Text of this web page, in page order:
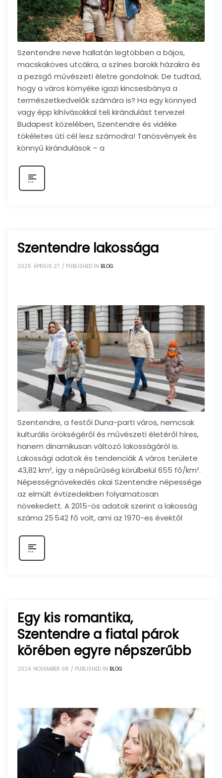
Szentendre neve hallatán legtöbben a bájos,
macskaköves utcákra, a színes barokk házakra és
a pezsgő művészeti életre gondolnak. De tudtad,
hogy a város környéke igazi kincsesbánya a
természetkedvelők számára is? Ha egy könnyed
vagy épp kihívásokkal teli kirándulást tervezel
Budapest közelében, Szentendre és vidéke
tökéletes úti cél lesz számodra! Tanösvények és
könnyű kirándulások – a
​Szentendre lakossága
2025. ÁPRILIS 27. / PUBLISHED IN BLOG
Szentendre, a festői Duna-parti város, nemcsak
kulturális örökségéről és művészeti életéről híres,
hanem dinamikusan változó lakosságáról is.
Lakossági adatok és tendenciák A város területe
43,82 km², így a népsűrűség körülbelül 655 fő/km².
Népességnövekedés okai Szentendre népessége
az elmúlt évtizedekben folyamatosan
növekedett. A 2015-ös adatok szerint a lakosság
száma 25 542 fő volt, ami az 1970-es évektől
Egy kis romantika,
Szentendre a fiatal párok
körében egyre népszerűbb
2024. NOVEMBER 08. / PUBLISHED IN BLOG